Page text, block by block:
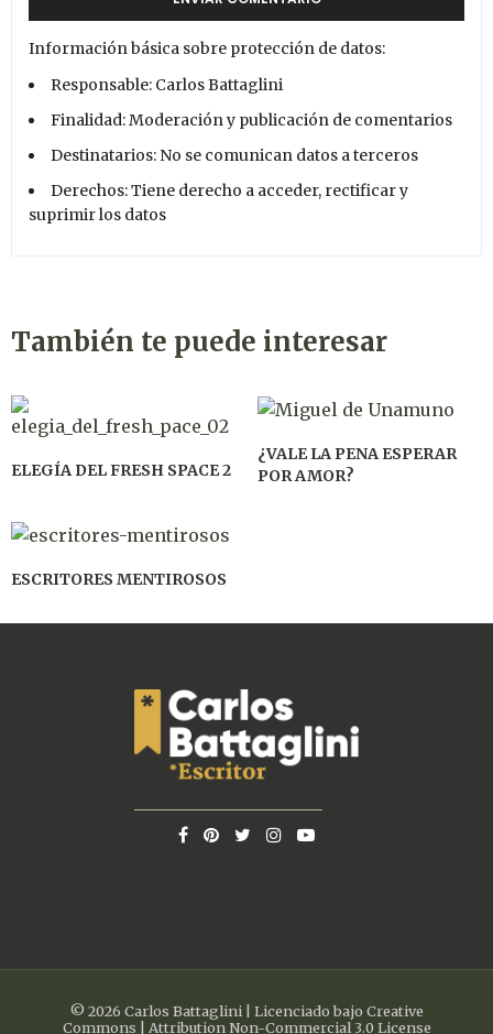
Información básica sobre protección de datos:
Responsable: Carlos Battaglini
Finalidad: Moderación y publicación de comentarios
Destinatarios: No se comunican datos a terceros
Derechos: Tiene derecho a acceder, rectificar y
suprimir los datos
También te puede interesar
ELEGÍA DEL FRESH SPACE 2
¿VALE LA PENA ESPERAR
POR AMOR?
ESCRITORES MENTIROSOS
© 2026 Carlos Battaglini | Licenciado bajo Creative
Commons | Attribution Non-Commercial 3.0 License